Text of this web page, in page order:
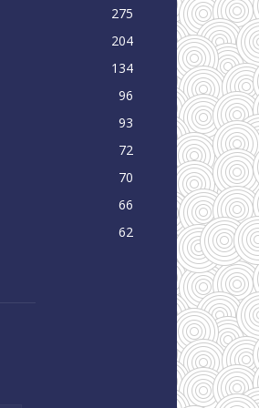
275
204
134
96
93
72
70
66
62